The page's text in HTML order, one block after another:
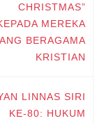
CHRISTMAS”
MEREKA
BERAGAMA
KRISTIAN
LINNAS SIRI
KE-80: HUKUM